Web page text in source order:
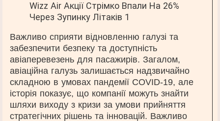
Wizz Air Акції Стрімко Впали На 26%
Через Зупинку Літаків 1
Важливо сприяти відновленню галузі та
забезпечити безпеку та доступність
авіаперевезень для пасажирів. Загалом,
авіаційна галузь залишається надзвичайно
складною в умовах пандемії COVID-19, але
історія показує, що компанії можуть знайти
шляхи виходу з кризи за умови прийняття
стратегічних рішень та інновацій. Важливо